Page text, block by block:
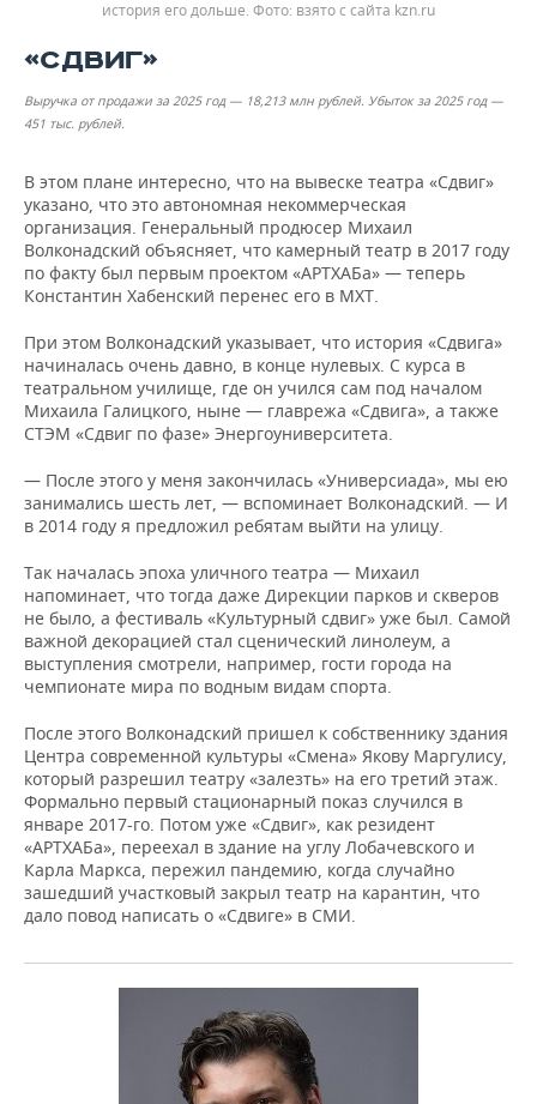
история его дольше. взято с сайта kzn.ru
«СДВИГ»
Выручка от продажи за 2025 год — 18,213 млн рублей . Убыток за 2025 год —
451 тыс. рублей.
В этом плане интересно, что на вывеске театра «Сдвиг»
указано, что это автономная некоммерческая
организация. Генеральный продюсер Михаил
Волконадский объясняет, что камерный театр в 2017 году
по факту был первым проектом «АРТХАБа» — теперь
Константин Хабенский перенес его в МХТ.
При этом Волконадский указывает, что история «Сдвига»
начиналась очень давно, в конце нулевых. С курса в
театральном училище, где он учился сам под началом
Михаила Галицкого, ныне — главрежа «Сдвига», а также
СТЭМ «Сдвиг по фазе» Энергоуниверситета.
— После этого у меня закончилась «Универсиада», мы ею
занимались шесть лет, — вспоминает Волконадский. — И
в 2014 году я предложил ребятам выйти на улицу.
Так началась эпоха уличного театра — Михаил
напоминает, что тогда даже Дирекции парков и скверов
не было, а фестиваль «Культурный сдвиг» уже был. Самой
важной декорацией стал сценический линолеум, а
выступления смотрели, например, гости города на
чемпионате мира по водным видам спорта.
После этого Волконадский пришел к собственнику здания
Центра современной культуры «Смена» Якову Маргулису,
который разрешил театру «залезть» на его третий этаж.
Формально первый стационарный показ случился в
январе 2017-го. Потом уже «Сдвиг», как резидент
«АРТХАБа», переехал в здание на углу Лобачевского и
Карла Маркса, пережил пандемию, когда случайно
зашедший участковый закрыл театр на карантин, что
дало повод написать о «Сдвиге» в СМИ.